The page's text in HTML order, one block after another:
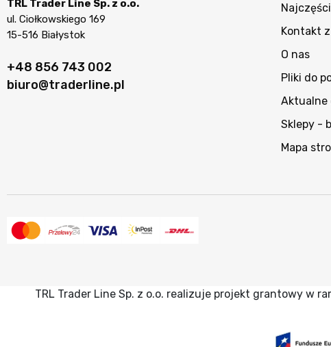
TRL Trader Line Sp. z o.o.
ul. Ciołkowskiego 169
15-516 Białystok
+48 856 743 002
biuro@traderline.pl
Kontakt
O nas
Pliki do
Sklepy -
Mapa
TRL Trader Line Sp. z o.o. realizuje projekt grantowy w